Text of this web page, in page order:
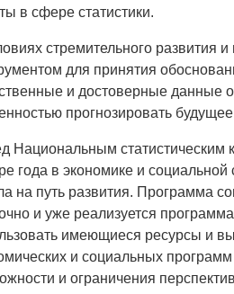
в сфере статистики.
стремительного развития
для принятия
и достоверные данные
прогнозировать
Национальным статистическим
года в экономике и
на путь развития. Программа
и уже реализуется
имеющиеся ресурсы и
и социальных
и ограничения